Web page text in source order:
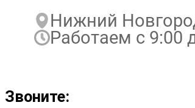
Нижний
Работаем с 9:00
Звоните: